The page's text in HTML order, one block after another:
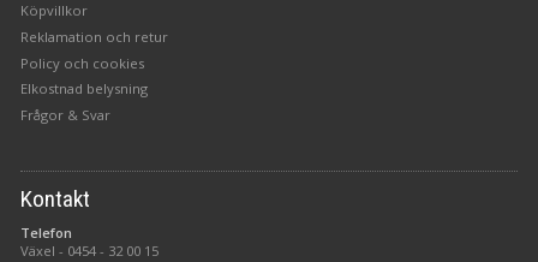
Köpvillkor
Reklamation och retur
Policy och cookies
Elkostnad belysning
Frågor & Svar
Kontakt
Telefon
Växel - 0454 - 32 00 15